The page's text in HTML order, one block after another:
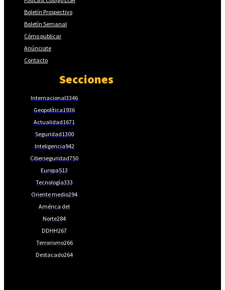
Boletín Prospectivo
Boletín Semanal
Cómo publicar
Anúnciate
Contacto
Secciones
Internacional3346
Geopolítica1936
Actualidad1671
Seguridad1300
Inteligencia942
Ciberseguridad750
Europa513
Tecnología333
Oriente medio294
América del
Norte284
DDHH267
Terrorismo266
Destacado264